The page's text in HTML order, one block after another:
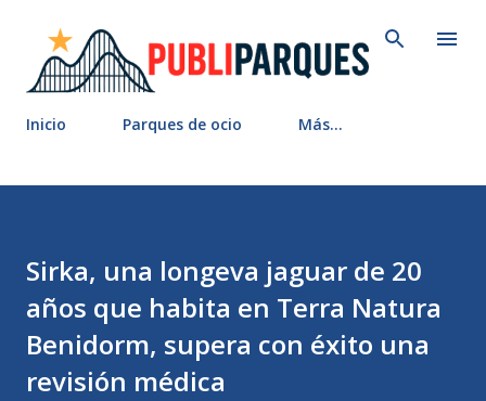
Inicio Parques de ocio Más…
Sirka, una longeva jaguar de 20
años que habita en Terra Natura
Benidorm, supera con éxito una
revisión médica